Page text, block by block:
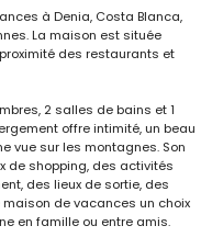
à Denia, Costa Blanca,
La maison est située
des restaurants et
2 salles de bains et 1
offre intimité, un beau
vue sur les montagnes. Son
de shopping, des activités
des lieux de sortie, des
de vacances un choix
en famille ou entre amis.